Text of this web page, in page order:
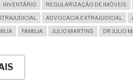
INVENTÁRIO REGULARIZAÇÃO DE IMÓVEIS
ADVOCACIA EXTRAJUDICIAL
FAMILIA JULIO MARTINS DR JULIO